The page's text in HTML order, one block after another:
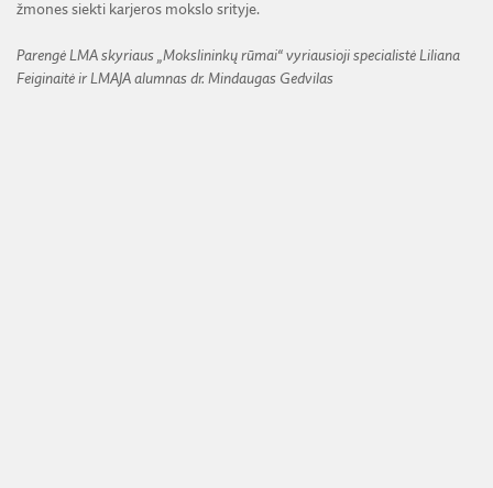
žmones siekti karjeros mokslo srityje.
Parengė LMA skyriaus „Mokslininkų rūmai“ vyriausioji specialistė Liliana
Feiginaitė ir LMAJA alumnas dr. Mindaugas Gedvilas